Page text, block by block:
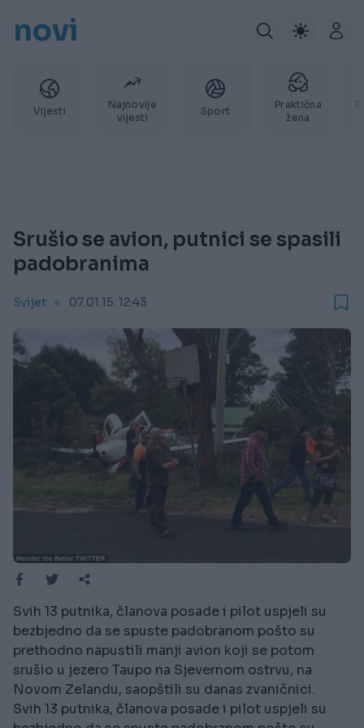
novi
Vijesti
Najnovije
vijesti
Sport
Praktična
žena
Srušio se avion, putnici se spasili
padobranima
Svijet 07.01.15. 12:43
Svih 13 putnika, članova posade i pilot uspjeli su
bezbjedno da se spuste padobranom pošto su
prethodno napustili manji avion koji se potom
srušio u jezero Taupo na Sjevernom ostrvu, na
Novom Zelandu, saopštili su danas zvaničnici.
Svih 13 putnika, članova posade i pilot uspjeli su